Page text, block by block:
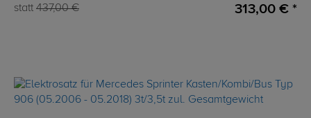
statt 437,00 € 313,00 € *